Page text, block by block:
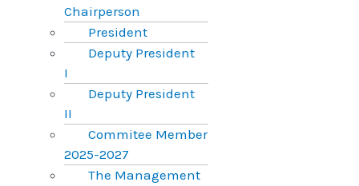
Chairperson
President
Deputy President
I
Deputy President
II
Commitee Member
2025-2027
The Management